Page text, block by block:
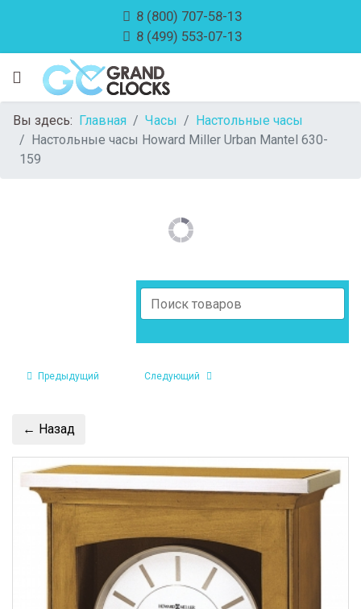
8 (800) 707-58-13
8 (499) 553-07-13
Вы здесь: Главная Часы
Настольные часы
Настольные часы Howard Miller Urban Mantel 630-
159
Предыдущий Следующий